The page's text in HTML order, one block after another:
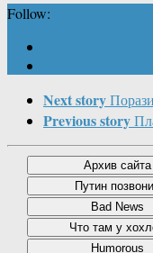
Follow:
Next story
Previous story